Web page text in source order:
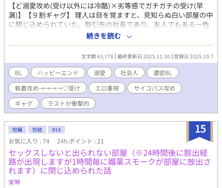
【ど溺愛攻め(受け以外には冷酷)×劣等感でガチガチの受け(早
漏)】【９割ギャグ】 理人は目を覚ますと、見知らぬ白い部屋の中
に閉じ込められていた。取引先の社長であり、友人でもある一色
も、ここ「セックスかデスゲームしないと出られない部屋」に呼
び出されていたようだった。気まずさMAXの顧客とのセックスは
選択外であり、もちろんデスゲームを選ぶが、開始早々スクリー
ンはフリーズ。導入音楽はなぜか演歌で微妙。出されるゲームが
色々と手緩く、先行きに不安を覚える。二人はこの不気味な部屋
から脱出することはできるのだろうかーー？ 「これ、生き残る可
能性のが高くないですか？」 「生存率八割のデスゲームかあ」
「ぐっだぐだですね」 ＊こんな表紙だけど９割ギャグです ＊ど執
着攻め ＊清水さん(脇役)がいい仕事をしてくれる ＊第13回ＢＬ大
ました♡
続きを読む
文字数 65,778 最終更新日 2025.11.30 登録日 2025.10.7
BL ハッピーエンド 溺愛 社会人
濃密BL
執着攻め→→→→♡受け
エロ重視
サイコパス攻め
ギャグ
ラストが衝撃的
15
短編 完結 R18
お気に入り : 74 24h.ポイント : 21
セックスしないと出られない部屋（※24時間後に脱出経
路が出現しますが1時間毎に媚薬スモークが部屋に放出さ
れます）に閉じ込められた話
実琴